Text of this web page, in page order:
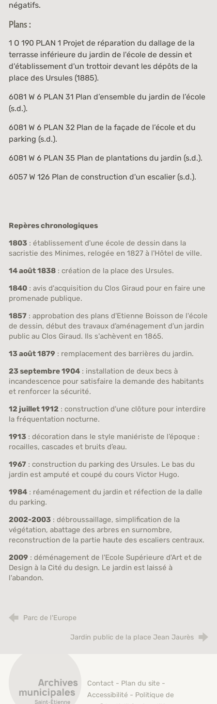
négatifs.
Plans :
1 O 190 PLAN 1 Projet de réparation du dallage de la
terrasse inférieure du jardin de l'école de dessin et
d'établissement d'un trottoir devant les dépôts de la
place des Ursules (1885).
6081 W 6 PLAN 31 Plan d’ensemble du jardin de l’école
(s.d.).
6081 W 6 PLAN 32Plan de la façade de l’école et du
parking (s.d.).
6081 W 6 PLAN 35 Plan de plantations du jardin (s.d.).
6057 W 126 Plan de construction d'un escalier (s.d.).
Repères chronologiques
1803: établissement d'une école de dessin dans la
sacristie des Minimes, relogée en 1827 à l'Hôtel de ville.
14 août 1838: création de la place des Ursules.
1840: avis d'acquisition du Clos Giraud pour en faire une
promenade publique.
1857: approbation des plans d'Etienne Boisson de l'école
de dessin, début des travaux d’aménagement d'un jardin
public au Clos Giraud. Ils s'achèvent en 1865.
13 août 1879: remplacement des barrières du jardin.
23 septembre 1904: installation de deux becs à
incandescence pour satisfaire la demande des habitants
et renforcer la sécurité.
12 juillet 1912: construction d'une clôture pour interdire
la fréquentation nocturne.
1913: décoration dans le style maniériste de l’époque :
rocailles, cascades et bruits d’eau.
1967: construction du parking des Ursules. Le bas du
jardin est amputé et coupé du cours Victor Hugo.
1984: réaménagement du jardin et réfection de la dalle
du parking.
2002-2003: débroussaillage, simplification de la
végétation, abattage des arbres en surnombre,
reconstruction de la partie haute des escaliers centraux.
2009: déménagement de l'Ecole Supérieure d'Art et de
Design à la Cité du design. Le jardin est laissé à
l'abandon.
Parc de l'Europe
Jardin public de la place Jean Jaurès
Contact - Plan du site -
Accessibilité - Politique de